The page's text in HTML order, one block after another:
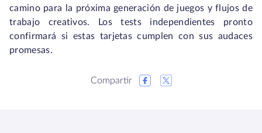
camino para la próxima generación de juegos y flujos de
trabajo creativos. Los tests independientes pronto
confirmará si estas tarjetas cumplen con sus audaces
promesas.
Compartir